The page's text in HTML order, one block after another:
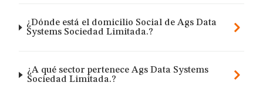
¿Dónde está el domicilio Social de Ags Data
Systems Sociedad Limitada.?
¿A qué sector pertenece Ags Data Systems
Sociedad Limitada.?